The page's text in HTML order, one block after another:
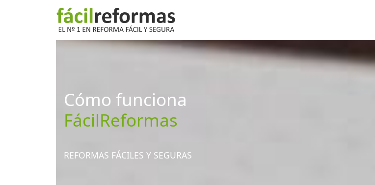
Cómo funciona
FácilReformas
REFORMAS FÁCILES Y SEGURAS